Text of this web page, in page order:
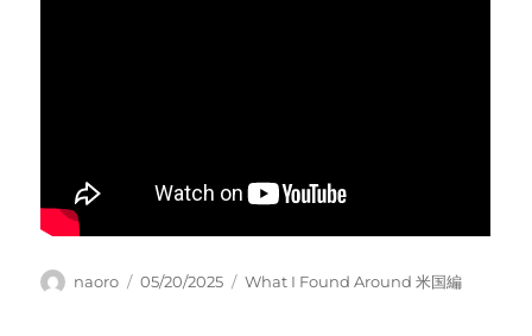
Author
naoro
Posted
05/20/2025 Categories
What I Found Around 米国編